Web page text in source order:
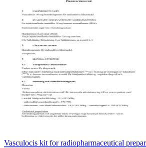
Vasculocis kit for radiopharmaceutical